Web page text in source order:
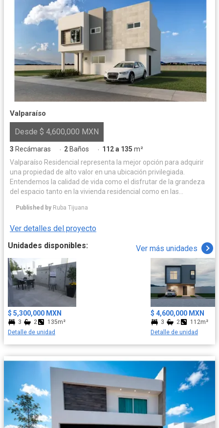
Valparaíso
Desde $ 4,600,000 MXN
3 Recámaras · 2 Baños · 112 a 135 m²
Valparaíso Residencial representa la mejor opción para adquirir
una propiedad de alto valor en una ubicación privilegiada.
Entendemos la calidad de vida como el disfrutar de la grandeza
del espacio tanto en la vivienda residencial como en las
Published by Ruba Tijuana
Ver detalles del proyecto
Unidades disponibles:
Ver más unidades
$ 5,300,000 MXN
3 2
135m²
Detalle de unidad
$ 4,600,000 MXN
3 2
112m²
Detalle de unidad